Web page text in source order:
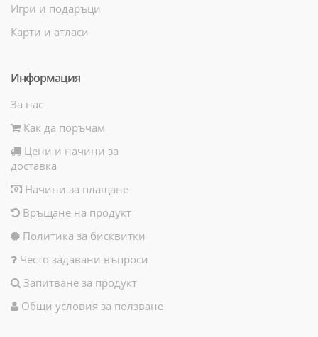
Игри и подаръци
Карти и атласи
Информация
За нас
Как да поръчам
Цени и начини за
доставка
Начини за плащане
Връщане на продукт
Политика за бисквитки
Често задавани въпроси
Запитване за продукт
Общи условия за ползване